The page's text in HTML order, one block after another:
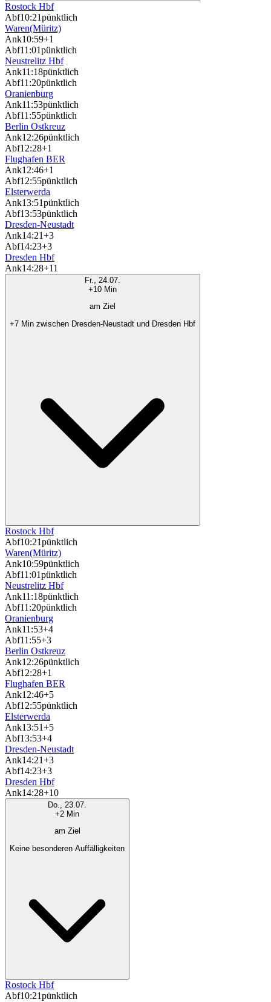
Rostock Hbf
Abf10:21pünktlich
Waren(Müritz)
Ank10:59+1
Abf11:01pünktlich
Neustrelitz Hbf
Ank11:18pünktlich
Abf11:20pünktlich
Oranienburg
Ank11:53pünktlich
Abf11:55pünktlich
Berlin Ostkreuz
Ank12:26pünktlich
Abf12:28+1
Flughafen BER
Ank12:46+1
Abf12:55pünktlich
Elsterwerda
Ank13:51pünktlich
Abf13:53pünktlich
Dresden-Neustadt
Ank14:21+3
Abf14:23+3
Dresden Hbf
Ank14:28+11
Fr., 24.07.
+10 Min
am Ziel
+7 Min zwischen Dresden-Neustadt und Dresden Hbf
Rostock Hbf
Abf10:21pünktlich
Waren(Müritz)
Ank10:59pünktlich
Abf11:01pünktlich
Neustrelitz Hbf
Ank11:18pünktlich
Abf11:20pünktlich
Oranienburg
Ank11:53+4
Abf11:55+3
Berlin Ostkreuz
Ank12:26pünktlich
Abf12:28+1
Flughafen BER
Ank12:46+5
Abf12:55pünktlich
Elsterwerda
Ank13:51+5
Abf13:53+4
Dresden-Neustadt
Ank14:21+3
Abf14:23+3
Dresden Hbf
Ank14:28+10
Do., 23.07.
+2 Min
am Ziel
Keine besonderen Auffälligkeiten
Rostock Hbf
Abf10:21pünktlich